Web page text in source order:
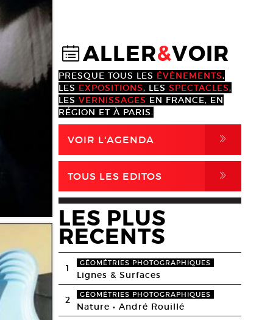
@ALLER&VOIR
PRESQUE TOUS LES ÉVÈNEMENTS,
LES EXPOSITIONS, LES SPECTACLES,
LES VERNISSAGES EN FRANCE, EN
RÉGION ET À PARIS.
VOIR L'AGENDA ,
TOUS LES EDITOS ,
LES PLUS
RECENTS
1 GÉOMÉTRIES PHOTOGRAPHIQUES
Lignes & Surfaces
2 GÉOMÉTRIES PHOTOGRAPHIQUES
Nature • André Rouillé